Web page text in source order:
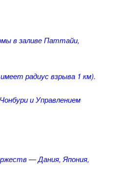
в заливе Паттайи,
радиус взрыва 1 км).
и Управлением
— Дания, Япония,